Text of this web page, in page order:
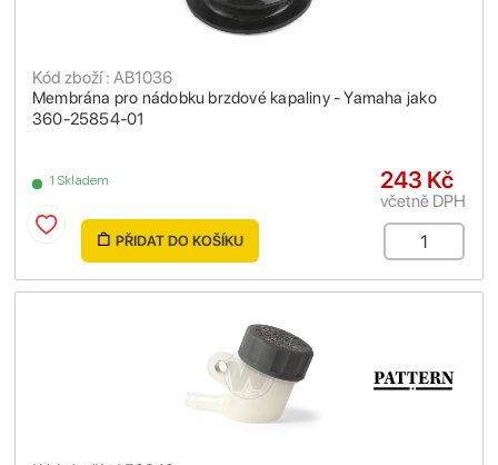
Membrána pro nádobku brzdové kapaliny - Yamaha jako
360-25854-01
Kód zboží : AB1036
1 Skladem 243 Kč
včetně DPH
PŘIDAT DO KOŠÍKU